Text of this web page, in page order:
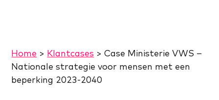
Home > Klantcases >Case Ministerie VWS –
Nationale strategie voor mensen met een
beperking 2023-2040